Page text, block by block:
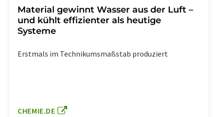
Material gewinnt Wasser aus der Luft –
und kühlt effizienter als heutige
Systeme
Erstmals im Technikumsmaßstab produziert
CHEMIE.DE